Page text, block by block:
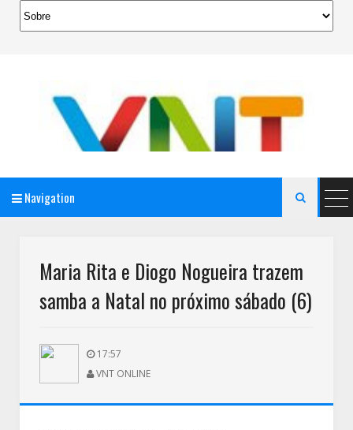
Navigation 
Maria Rita e Diogo Nogueira trazem
samba a Natal no próximo sábado (6)
17:57
VNT ONLINE